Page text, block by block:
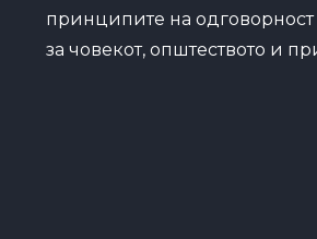
принципите на
за човекот, општеството и